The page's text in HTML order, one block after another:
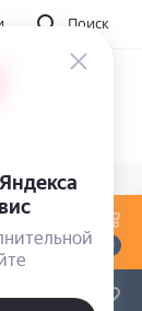
Поиск
0